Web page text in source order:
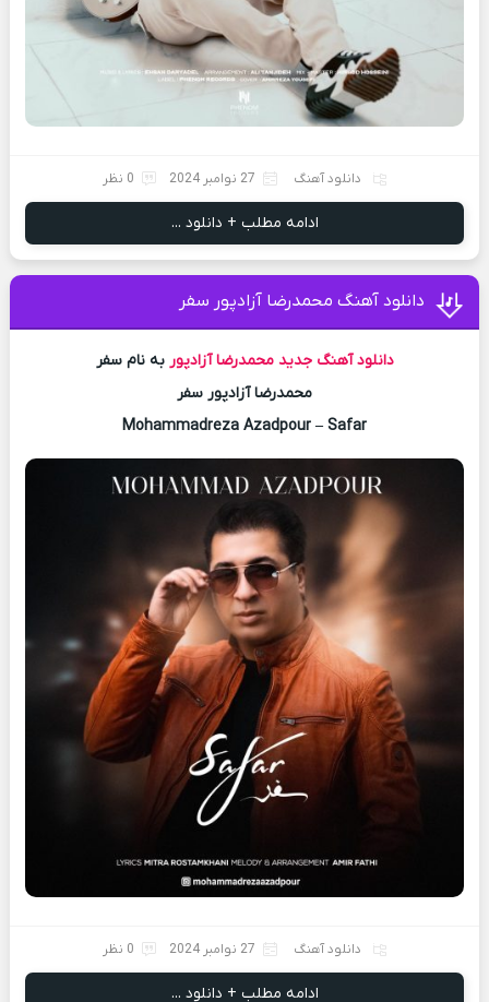
دانلود آهنگ 27 نوامبر 2024 0 نظر
ادامه مطلب + دانلود ...
دانلود آهنگ محمدرضا آزادپور سفر
دانلود آهنگ جدید محمدرضا آزادپور به نام سفر
محمدرضا آزادپور سفر
Mohammadreza Azadpour – Safar
دانلود آهنگ 27 نوامبر 2024 0 نظر
ادامه مطلب + دانلود ...